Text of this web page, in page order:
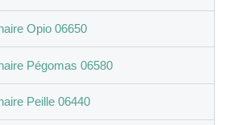
Opio 06650
Pégomas 06580
Peille 06440